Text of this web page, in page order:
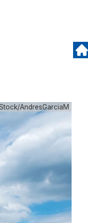
AndresGarciaM